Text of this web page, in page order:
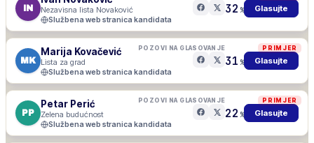
IN Nezavisna lista Novaković
Službena web stranica kandidata
32 % Glasujte
PRIMJER
MK
Marija Kovačević
Lista za grad
POZOVI NA GLASOVANJE
Službena web stranica kandidata
31 % Glasujte
PRIMJER
PP
Petar Perić
Zelena budućnost
POZOVI NA GLASOVANJE
Službena web stranica kandidata
22 % Glasujte